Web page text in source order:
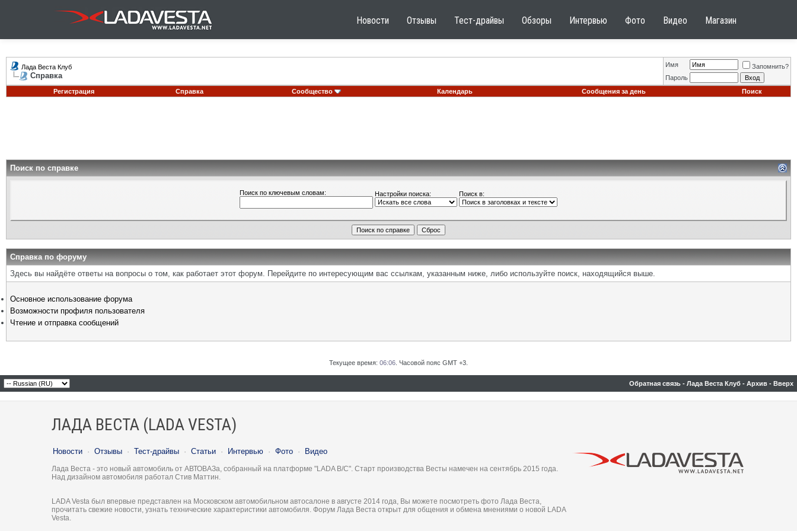
Новости Отзывы Тест-драйвы Обзоры Интервью Фото Видео Магазин
Лада Веста Клуб
Справка
Имя
Запомнить?
Пароль
Регистрация
Справка Сообщество Календарь Сообщения за день Поиск
Поиск по справке
Поиск по ключевым словам: Настройки поиска: Поиск в:
Справка по форуму
Здесь вы найдёте ответы на вопросы о том, как работает этот форум. Перейдите по интересующим вас ссылкам, указанным ниже, либо используйте поиск, находящийся выше.
Основное использование форума
Возможности профиля пользователя
Чтение и отправка сообщений
Текущее время: 06:06 . Часовой пояс GMT +3.
Обратная связь - Лада Веста Клуб - Архив - Вверх
ЛАДА ВЕСТА (LADA VESTA)
Новости · Отзывы · Тест-драйвы · Статьи · Интервью · Фото · Видео
Лада Веста - это новый автомобиль от АВТОВАЗа, собранный на платформе "LADA B/C". Старт производства Весты намечен на сентябрь 2015 года.
Над дизайном автомобиля работал Стив Маттин.
LADA Vesta был впервые представлен на Московском автомобильном автосалоне в августе 2014 года, Вы можете посмотреть фото Лада Веста,
прочитать свежие новости, узнать технические характеристики автомобиля. Форум Лада Веста открыт для общения и обмена мнениями о новой LADA
Vesta.